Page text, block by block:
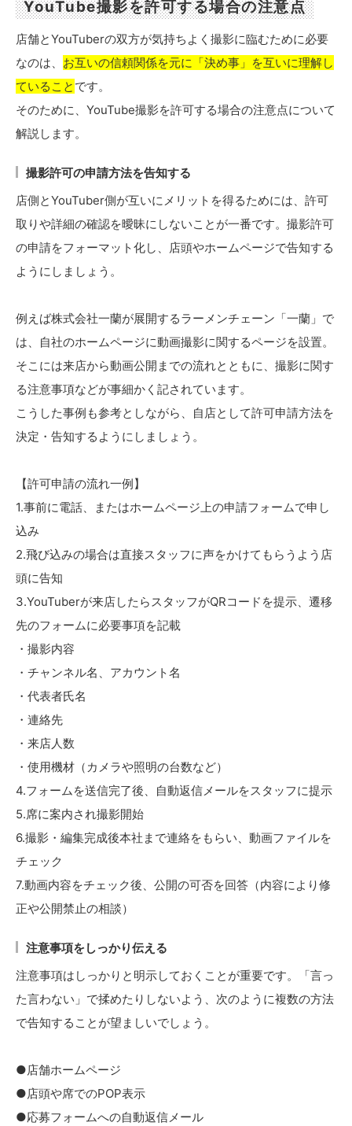
YouTube撮影を許可する場合の注意点
店舗とYouTuberの双方が気持ちよく撮影に臨むために必要
なのは、 お互いの信頼関係を元に「決め事」を互いに理解し
ていること です。
そのために、YouTube撮影を許可する場合の注意点について
解説します。
撮影許可の申請方法を告知する
店側とYouTuber側が互いにメリットを得るためには、許可
取りや詳細の確認を曖昧にしないことが一番です。撮影許可
の申請をフォーマット化し、店頭やホームページで告知する
ようにしましょう。
例えば株式会社一蘭が展開するラーメンチェーン「一蘭」で
は、自社のホームページに動画撮影に関するページを設置。
そこには来店から動画公開までの流れとともに、撮影に関す
る注意事項などが事細かく記されています。
こうした事例も参考としながら、自店として許可申請方法を
決定・告知するようにしましょう。
【許可申請の流れ一例】
1.事前に電話、またはホームページ上の申請フォームで申し
込み
2.飛び込みの場合は直接スタッフに声をかけてもらうよう店
頭に告知
3.YouTuberが来店したらスタッフがQRコードを提示、遷移
先のフォームに必要事項を記載
・撮影内容
・チャンネル名、アカウント名
・代表者氏名
・連絡先
・来店人数
・使用機材（カメラや照明の台数など）
4.フォームを送信完了後、自動返信メールをスタッフに提示
5.席に案内され撮影開始
6.撮影・編集完成後本社まで連絡をもらい、動画ファイルを
チェック
7.動画内容をチェック後、公開の可否を回答（内容により修
正や公開禁止の相談）
注意事項をしっかり伝える
注意事項はしっかりと明示しておくことが重要です。「言っ
た言わない」で揉めたりしないよう、次のように複数の方法
で告知することが望ましいでしょう。
●店舗ホームページ
●店頭や席でのPOP表示
●応募フォームへの自動返信メール